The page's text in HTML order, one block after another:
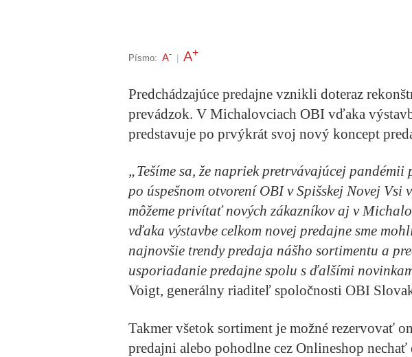
Písmo: A- A+
Predchádzajúce predajne vznikli doteraz
prevádzok. V Michalovciach OBI vďaka
predstavuje po prvýkrát svoj nový koncept
„Tešíme sa, že napriek pretrvávajúcej pandémii
po úspešnom otvorení OBI v Spišskej Novej Vsi
môžeme privítať nových zákazníkov aj v
vďaka výstavbe celkom novej predajne sme
najnovšie trendy predaja nášho sortimentu a
usporiadanie predajne spolu s ďalšími
Voigt, generálny riaditeľ spoločnosti OBI
Takmer všetok sortiment je možné rezervovať
predajni alebo pohodlne cez Onlineshop